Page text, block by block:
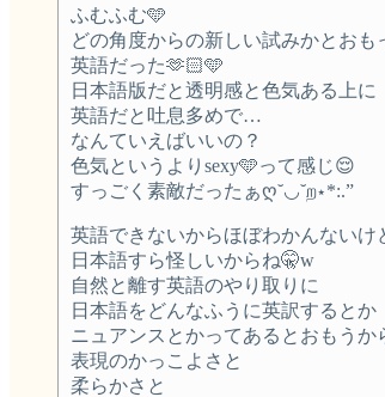
ふむふむ🩵
どの角度からの新しい試みかとお
英語だった🫶🏻🩵
日本語版だと透明感と色気ある上に
英語だと吐息多めで…
なんていえばいいの？
色気というよりsexy🩵って感じ😌
すっごく素敵だったぁღ˘◡˘ற⋆*:.”
英語できないからほぼわかんないけ
日本語すら怪しいからね🤫w
自然と離す英語のやり取りに
日本語をどんなふうに英訳するとか
ニュアンスとかってあるとおもうか
表現のかっこよさと
柔らかさと